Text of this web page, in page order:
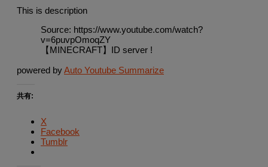
This is description
Source: https://www.youtube.com/watch?
v=6puvpOmoqZY
【MINECRAFT】ID server !
powered byAuto Youtube Summarize
共有:
X
Facebook
Tumblr